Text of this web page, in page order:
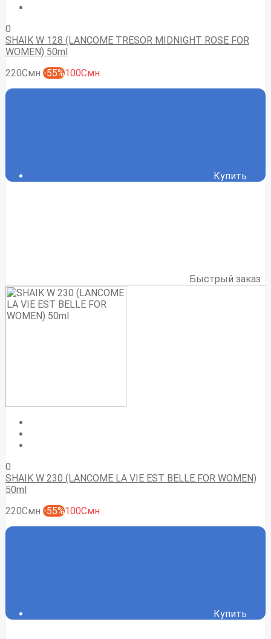
0
SHAIK W 128 (LANCOME TRESOR MIDNIGHT ROSE FOR
WOMEN) 50ml
220Смн -55%100Смн
Купить
Быстрый заказ
0
SHAIK W 230 (LANCOME LA VIE EST BELLE FOR WOMEN)
50ml
220Смн -55%100Смн
Купить